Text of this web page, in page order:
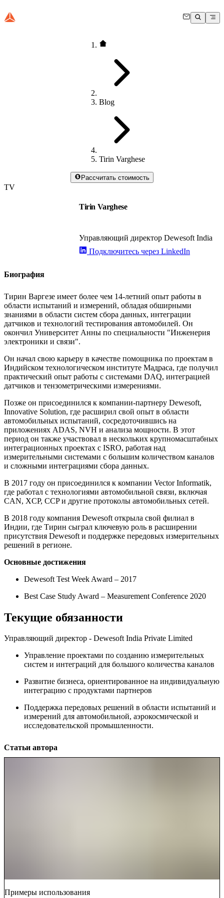
Blog
Tirin Varghese
Рассчитать стоимость
TV
Tirin Varghese
Управляющий директор Dewesoft India
Подключитесь через LinkedIn
Биография
Тирин Варгезе имеет более чем 14-летний опыт работы в
области испытаний и измерений, обладая обширными
знаниями в области систем сбора данных, интеграции
датчиков и технологий тестирования автомобилей. Он
окончил Университет Анны по специальности "Инженерия
электроники и связи".
Он начал свою карьеру в качестве помощника по проектам в
Индийском технологическом институте Мадраса, где получил
практический опыт работы с системами DAQ, интеграцией
датчиков и тензометрическими измерениями.
Позже он присоединился к компании-партнеру Dewesoft,
Innovative Solution, где расширил свой опыт в области
автомобильных испытаний, сосредоточившись на
приложениях ADAS, NVH и анализа мощности. В этот
период он также участвовал в нескольких крупномасштабных
интеграционных проектах с ISRO, работая над
измерительными системами с большим количеством каналов
и сложными интеграциями сбора данных.
В 2017 году он присоединился к компании Vector Informatik,
где работал с технологиями автомобильной связи, включая
CAN, XCP, CCP и другие протоколы автомобильных сетей.
В 2018 году компания Dewesoft открыла свой филиал в
Индии, где Тирин сыграл ключевую роль в расширении
присутствия Dewesoft и поддержке передовых измерительных
решений в регионе.
Основные достижения
Dewesoft Test Week Award – 2017
Best Case Study Award – Measurement Conference 2020
Текущие обязанности
Управляющий директор - Dewesoft India Private Limited
Управление проектами по созданию измерительных
систем и интеграций для большого количества каналов
Развитие бизнеса, ориентированное на индивидуальную
интеграцию с продуктами партнеров
Поддержка передовых решений в области испытаний и
измерений для автомобильной, аэрокосмической и
исследовательской промышленности.
Статьи автора
Примеры использования